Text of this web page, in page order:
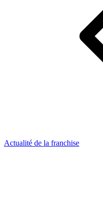
Actualité de la franchise